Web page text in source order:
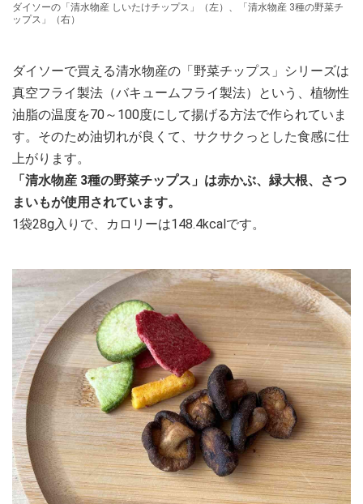
ダイソーの「清水物産 しいたけチップス」（左）、「清水物産 3種の野菜チ
ップス」（右）
ダイソーで買える清水物産の「野菜チップス」シリーズは
真空フライ製法（バキュームフライ製法）という、植物性
油脂の温度を70～100度にして揚げる方法で作られていま
す。そのため油切れが良くて、サクサクっとした食感に仕
上がります。
「清水物産 3種の野菜チップス」は赤かぶ、緑大根、さつ
まいもが使用されています。
1袋28g入りで、カロリーは148.4kcalです。